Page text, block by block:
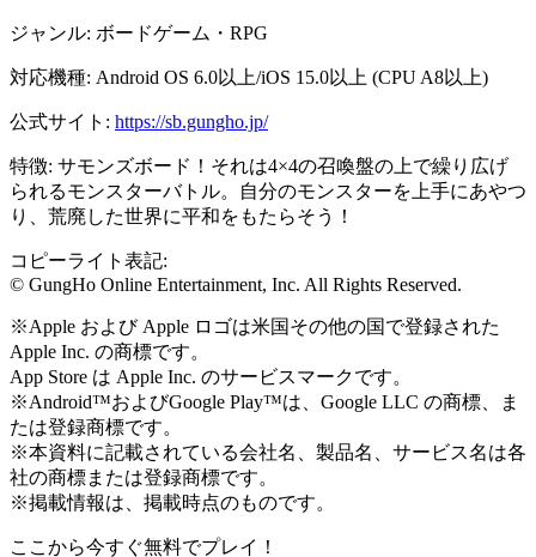
ジャンル: ボードゲーム・RPG
対応機種: Android OS 6.0以上/iOS 15.0以上 (CPU A8以上)
公式サイト: https://sb.gungho.jp/
特徴: サモンズボード！それは4×4の召喚盤の上で繰り広げ
られるモンスターバトル。自分のモンスターを上手にあやつ
り、荒廃した世界に平和をもたらそう！
コピーライト表記:
© GungHo Online Entertainment, Inc. All Rights Reserved.
※Apple および Apple ロゴは米国その他の国で登録された
Apple Inc. の商標です。
App Store は Apple Inc. のサービスマークです。
※Android™およびGoogle Play™は、Google LLC の商標、ま
たは登録商標です。
※本資料に記載されている会社名、製品名、サービス名は各
社の商標または登録商標です。
※掲載情報は、掲載時点のものです。
ここから今すぐ無料でプレイ！